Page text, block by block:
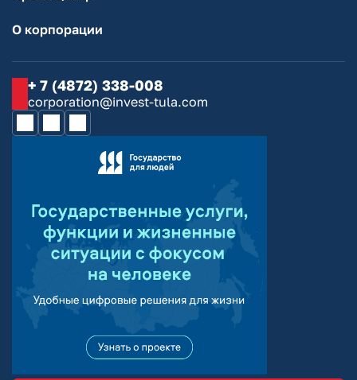
О корпорации
+ 7 (4872) 338-008
corporation@invest-tula.com